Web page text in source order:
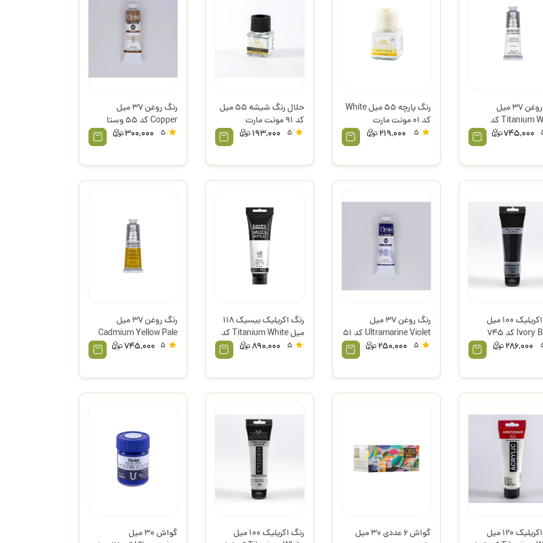
رنگ روغن 37 میل
Titanium White کد
وینزور745,000
رنگ پارچه 55 میل White
کد 01 مونت مارت
5
219,000
حلال رنگ شیشه 55 میل
کد 91 مونت مارت
5
193,000
رنگ روغن 37 میل
Copper کد 55 وستا
300,000
رنگ اکریلیک 100 میل
Ivory Black کد 745
مارت
286,000
رنگ روغن 37 میل
Ultramarine Violet کد 51
وستا
5
250,000
رنگ اکریلیک بیسیک 118
میل Titanium White کد
432 لیکوئیتکس
5
890,000
رنگ روغن 37 میل
Cadmium Yellow Pale
Hue کد 119.8 وینتون745,000
رنگ اکریلیک 120 میل
گواش 6 عددی 30 میل
رنگ اکریلیک 100 میل
گواش 30 میل